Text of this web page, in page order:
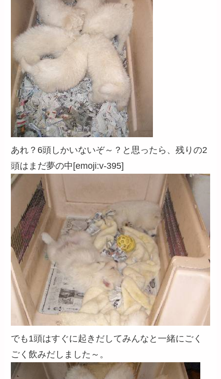
あれ？6頭しかいないぞ～？と思ったら、残りの2
頭はまだ夢の中[emoji:v-395]
でも1頭はすぐに起きだしてみんなと一緒にごく
ごく飲みだしました～。